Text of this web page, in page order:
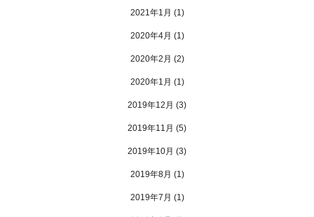
2021年1月 (1)
2020年4月 (1)
2020年2月 (2)
2020年1月 (1)
2019年12月 (3)
2019年11月 (5)
2019年10月 (3)
2019年8月 (1)
2019年7月 (1)